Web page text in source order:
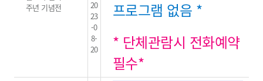
주년 기념전
20
23
-0
8-
20
프로그램 없음 *
* 단체관람시 전화예약
필수*